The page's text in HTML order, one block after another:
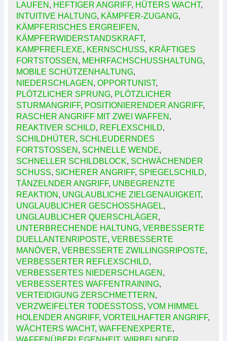
LAUFEN , HEFTIGER ANGRIFF, HÜTERS WACHT,
INTUITIVE HALTUNG, KÄMPFER-ZUGANG,
KÄMPFERISCHES ERGREIFEN ,
KÄMPFERWIDERSTANDSKRAFT,
KAMPFREFLEXE, KERNSCHUSS, KRÄFTIGES
FORTSTOSSEN , MEHRFACHSCHUSSHALTUNG,
MOBILE SCHÜTZENHALTUNG,
NIEDERSCHLAGEN , OPPORTUNIST,
PLÖTZLICHER SPRUNG, PLÖTZLICHER
STURMANGRIFF, POSITIONIERENDER ANGRIFF,
RASCHER ANGRIFF MIT ZWEI WAFFEN ,
REAKTIVER SCHILD, REFLEXSCHILD,
SCHILDHÜTER, SCHLEUDERNDES
FORTSTOSSEN , SCHNELLE WENDE,
SCHNELLER SCHILDBLOCK, SCHWÄCHENDER
SCHUSS, SICHERER ANGRIFF, SPIEGELSCHILD,
TÄNZELNDER ANGRIFF, UNBEGRENZTE
REAKTION , UNGLAUBLICHE ZIELGENAUIGKEIT,
UNGLAUBLICHER GESCHOSSHAGEL,
UNGLAUBLICHER QUERSCHLÄGER,
UNTERBRECHENDE HALTUNG, VERBESSERTE
DUELLANTENRIPOSTE, VERBESSERTE
MANÖVER, VERBESSERTE ZWILLINGSRIPOSTE,
VERBESSERTER REFLEXSCHILD,
VERBESSERTES NIEDERSCHLAGEN ,
VERBESSERTES WAFFENTRAINING,
VERTEIDIGUNG ZERSCHMETTERN ,
VERZWEIFELTER TODESSTOSS, VOM HIMMEL
HOLENDER ANGRIFF, VORTEILHAFTER ANGRIFF,
WÄCHTERS WACHT, WAFFENEXPERTE,